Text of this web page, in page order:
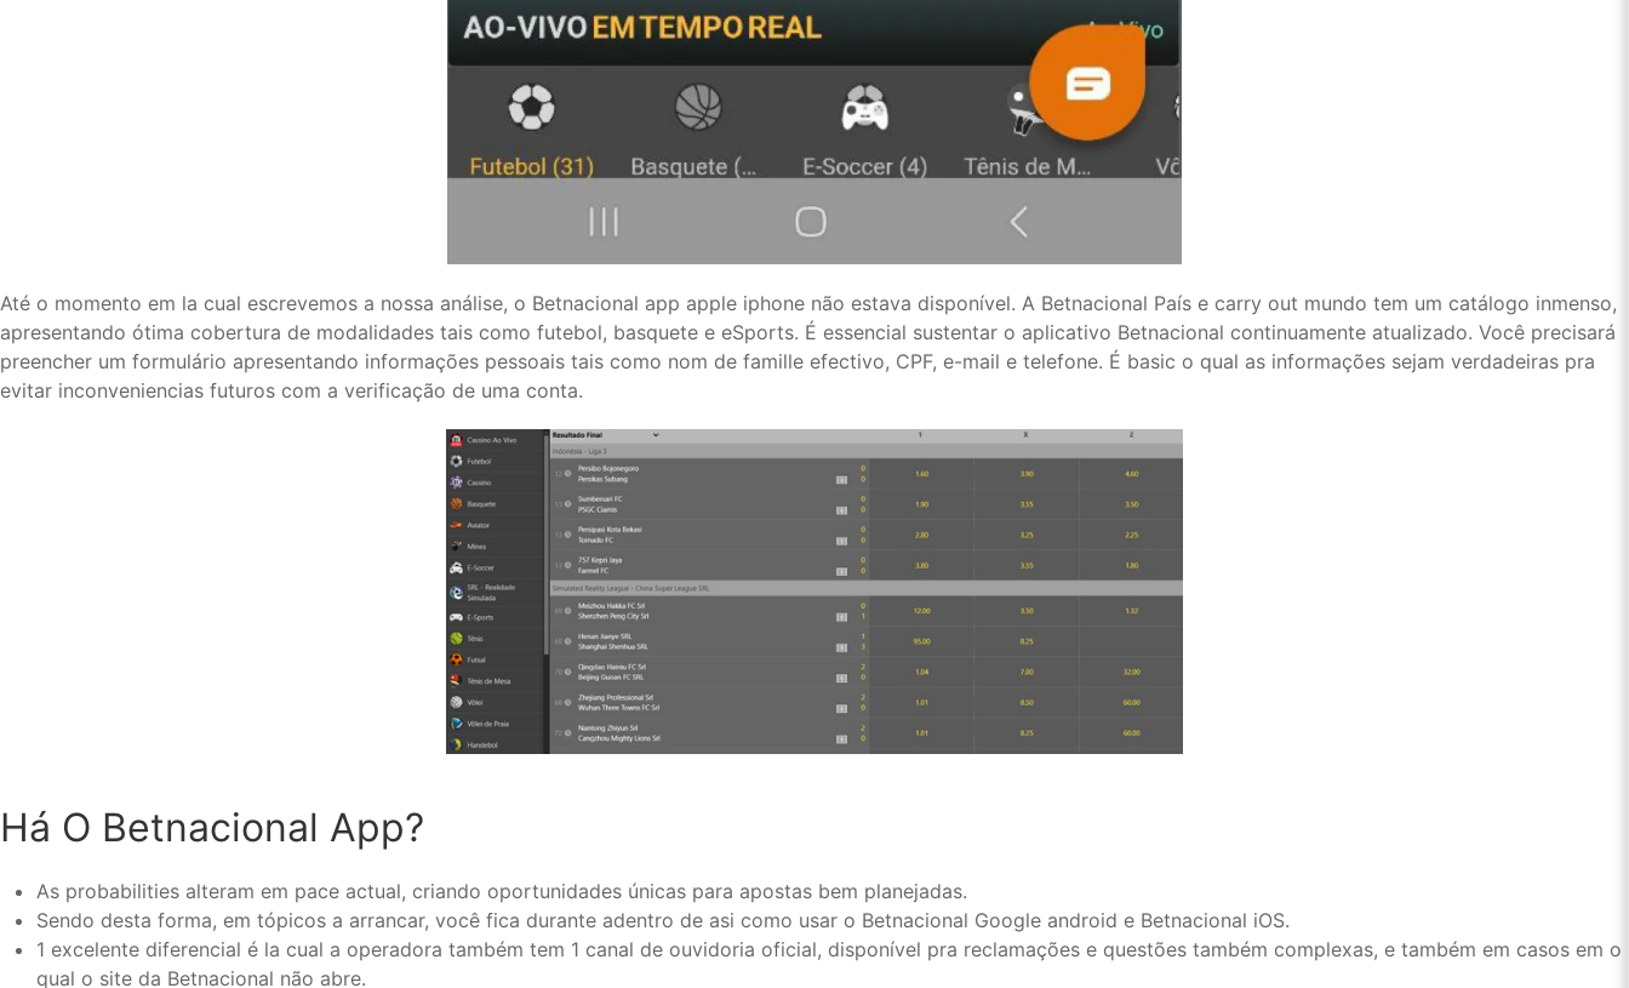
Até o momento em la cual escrevemos a nossa análise, o Betnacional app apple iphone não estava disponível. A Betnacional País e carry out mundo tem um catálogo inmenso,
apresentando ótima cobertura de modalidades tais como futebol, basquete e eSports. É essencial sustentar o aplicativo Betnacional continuamente atualizado. Você precisará
preencher um formulário apresentando informações pessoais tais como nom de famille efectivo, CPF, e-mail e telefone. É basic o qual as informações sejam verdadeiras pra
evitar inconveniencias futuros com a verificação de uma conta.
Há O Betnacional App?
As probabilities alteram em pace actual, criando oportunidades únicas para apostas bem planejadas.
Sendo desta forma, em tópicos a arrancar, você fica durante adentro de asi como usar o Betnacional Google android e Betnacional iOS.
1 excelente diferencial é la cual a operadora também tem 1 canal de ouvidoria oficial, disponível pra reclamações e questões também complexas, e também em casos em o
qual o site da Betnacional não abre.